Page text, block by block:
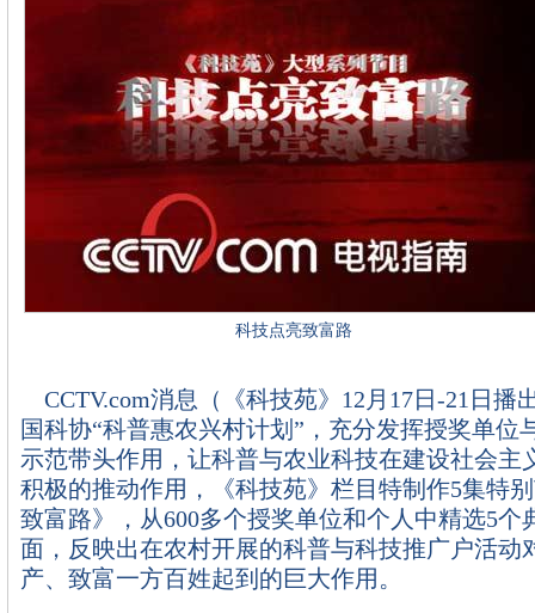
科技点亮致富路
CCTV.com消息（《科技苑》12月17日-21日播
国科协“科普惠农兴村计划”，充分发挥授奖单位
示范带头作用，让科普与农业科技在建设社会主
积极的推动作用，《科技苑》栏目特制作5集特
致富路》，从600多个授奖单位和个人中精选5个
面，反映出在农村开展的科普与科技推广户活动
产、致富一方百姓起到的巨大作用。